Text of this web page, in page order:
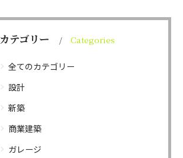
カテゴリー Categories
全てのカテゴリー
設計
新築
商業建築
ガレージ